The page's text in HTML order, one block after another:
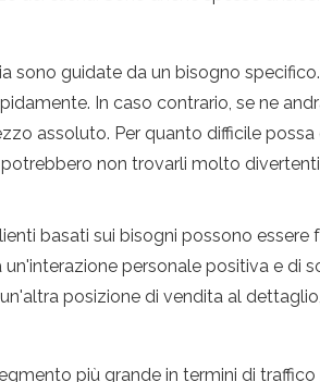
sono guidate da un bisogno
In caso contrario, se ne
assoluto. Per quanto difficile
non trovarli molto
basati sui bisogni possono
un'interazione personale positiva e
posizione di vendita al
più grande in termini di